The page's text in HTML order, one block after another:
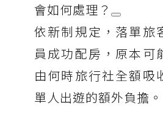
會如何處理？
依新制規定，落單旅
員成功配房，原本可
由何時旅行社全額吸
單人出遊的額外負擔。